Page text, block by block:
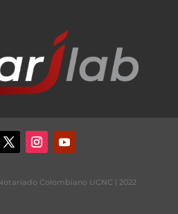
Colombiano UCNC | 2022